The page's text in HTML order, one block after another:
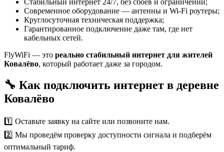
Современное оборудование — антенны и Wi-Fi роутеры;
Круглосуточная техническая поддержка;
Гарантированное подключение даже там, где нет
кабельных сетей.
FlyWiFi — это реально стабильный интернет для жителей
Ковалёво, который работает даже за городом.
🔧 Как подключить интернет в деревне
Ковалёво
1️⃣ Оставьте заявку на сайте или позвоните нам.
2️⃣ Мы проведём проверку доступности сигнала и подберём
оптимальный тариф.